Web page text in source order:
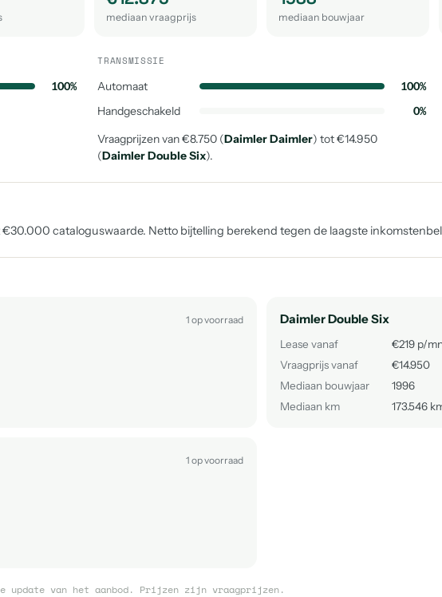
mediaan vraagprijs mediaan bouwjaar
100%
TRANSMISSIE
Automaat
100%
Handgeschakeld
0%
Vraagprijzen van €8.750 (Daimler Daimler) tot €14.950
(Daimler Double Six).
cataloguswaarde. Netto bijtelling berekend tegen de laagste
1 op voorraad Daimler Double Six
Lease vanaf
€219 p/
Vraagprijs vanaf
€14.950
Mediaan bouwjaar
1996
Mediaan km
173.546
1 op voorraad
update van het aanbod. Prijzen zijn vraagprijzen.